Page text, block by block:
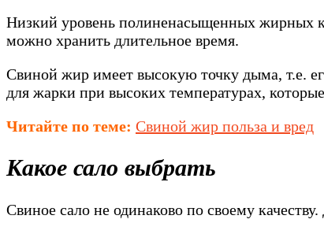
Низкий уровень полиненасыщенных жирных
можно хранить длительное время.
Свиной жир имеет высокую точку дыма, т.е.
для жарки при высоких температурах,
Читайте по теме: Свиной жир польза и вред
Какое сало выбрать
Свиное сало не одинаково по своему